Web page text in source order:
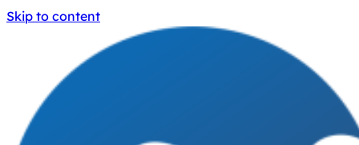
Skip to content